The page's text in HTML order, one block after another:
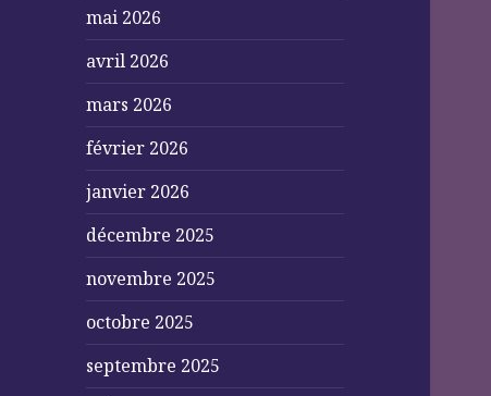
mai 2026
avril 2026
mars 2026
février 2026
janvier 2026
décembre 2025
novembre 2025
octobre 2025
septembre 2025